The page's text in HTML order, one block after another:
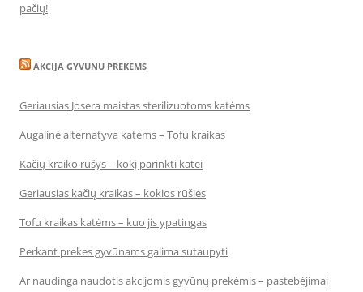
pačių!
AKCIJA GYVUNU PREKEMS
Geriausias Josera maistas sterilizuotoms katėms
Augalinė alternatyva katėms – Tofu kraikas
Kačių kraiko rūšys – kokį parinkti katei
Geriausias kačių kraikas – kokios rūšies
Tofu kraikas katėms – kuo jis ypatingas
Perkant prekes gyvūnams galima sutaupyti
Ar naudinga naudotis akcijomis gyvūnų prekėmis – pastebėjimai